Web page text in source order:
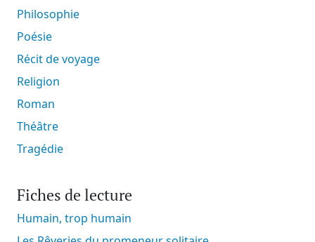
Philosophie
Poésie
Récit de voyage
Religion
Roman
Théâtre
Tragédie
Fiches de lecture
Humain, trop humain